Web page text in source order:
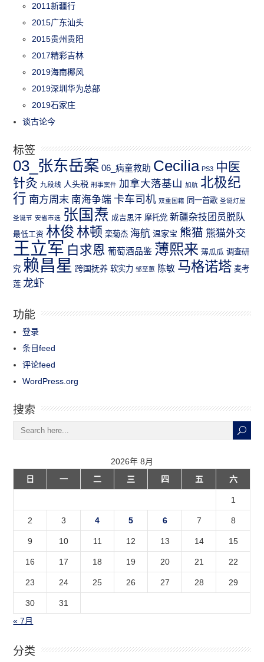
2011新疆行
2015广东汕头
2015贵州贵阳
2017精彩吉林
2019海南椰风
2019深圳华为总部
2019石家庄
谈古论今
标签
03_张东岳案 06_病童救助 Cecilia PS3 中医
针灸 九段线 人头税 刑事案件 加拿大落基山 加航 北极纪
行 南方周末 南海争端 卡车司机 双重国籍 同一首歌 圣诞灯屋
圣诞节 安省市选 张国焘 成吉思汗 摩托党 新疆杂技团员脱队
最低工资 林俊 林顿 栾菊杰 海航 温家宝 熊猫 熊猫外交
王立军 白求恩 葡萄酒品鉴 薄熙来 薄瓜瓜 调查研
究 赖昌星 跨国抚养 软实力 邹至蕙 陈敏 马格诺塔 麦考
莲 龙虾
功能
登录
条目feed
评论feed
WordPress.org
搜索
2026年 8月
日
一 二 三 四 五 六
1
2 3 4 5 6 7 8
9 10 11 12 13 14 15
16 17 18 19 20 21 22
23 24 25 26 27 28 29
30
31
« 7月
分类